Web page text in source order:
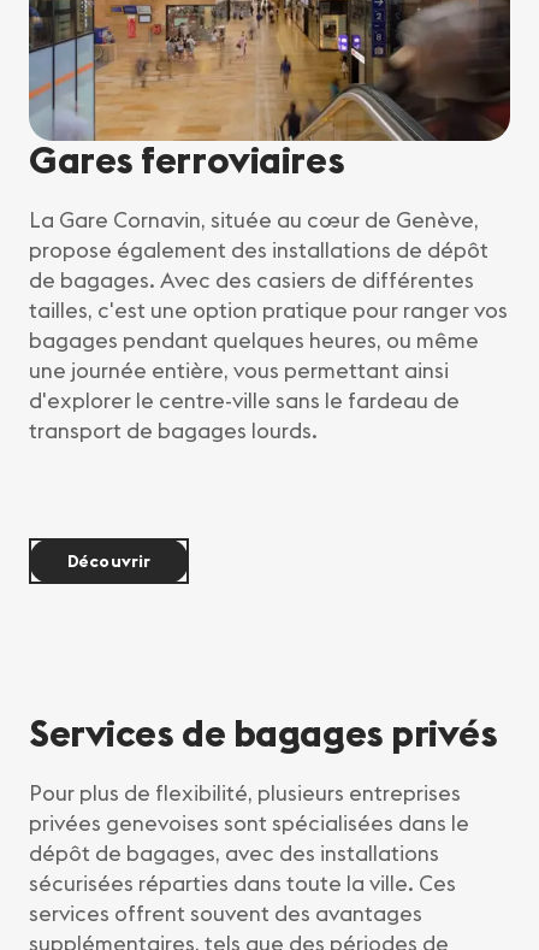
Gares ferroviaires
La Gare Cornavin, située au cœur de Genève,
propose également des installations de dépôt
de bagages. Avec des casiers de différentes
tailles, c'est une option pratique pour ranger vos
bagages pendant quelques heures, ou même
une journée entière, vous permettant ainsi
d'explorer le centre-ville sans le fardeau de
transport de bagages lourds.
Découvrir
Services de bagages privés
Pour plus de flexibilité, plusieurs entreprises
privées genevoises sont spécialisées dans le
dépôt de bagages, avec des installations
sécurisées réparties dans toute la ville. Ces
services offrent souvent des avantages
supplémentaires, tels que des périodes de